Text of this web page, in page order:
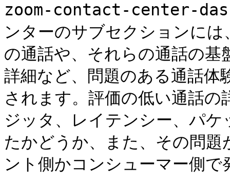
zoom-contact-center-
ンターのサブセクションに
の通話や、それらの通話の
詳細など、問題のある通話体
されます。評価の低い通話
ジッタ、レイテンシー、パ
たかどうか、また、その問
ント側かコンシューマー側